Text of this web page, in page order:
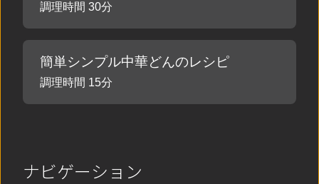
調理時間 30分
簡単シンプル中華どんのレシピ
調理時間 15分
ナビゲーション